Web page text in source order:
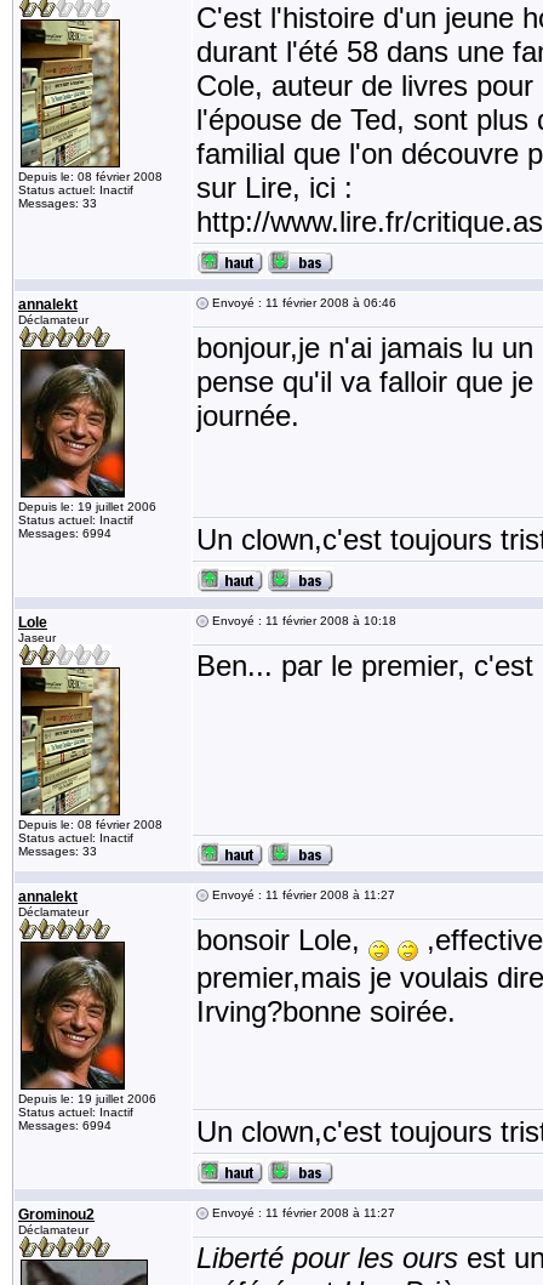
Depuis le: 08 février 2008
Status actuel: Inactif
Messages: 33
C'est l'histoire d'un jeune
durant l'été 58 dans une
Cole, auteur de livres
l'épouse de Ted, sont
familial que l'on découvre
sur Lire, ici :
http://www.lire.fr/
annalekt
Déclamateur
Depuis le: 19 juillet 2006
Status actuel: Inactif
Messages: 6994
Envoyé : 11 février 2008 à 06:46
bonjour,je n'ai jamais lu
pense qu'il va falloir que
journée.
Un clown,c'est toujours
Lole
Jaseur
Depuis le: 08 février 2008
Status actuel: Inactif
Messages: 33
Envoyé : 11 février 2008 à 10:18
Ben... par le premier,
annalekt
Déclamateur
Depuis le: 19 juillet 2006
Status actuel: Inactif
Messages: 6994
Envoyé : 11 février 2008 à 11:27
bonsoir Lole,
premier,mais je voulais
Irving?bonne soirée.
Un clown,c'est toujours
Grominou2
Déclamateur
Envoyé : 11 février 2008 à 11:27
Liberté pour les ours est